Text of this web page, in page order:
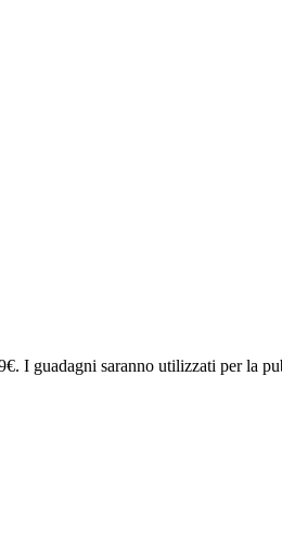
I guadagni saranno utilizzati per la